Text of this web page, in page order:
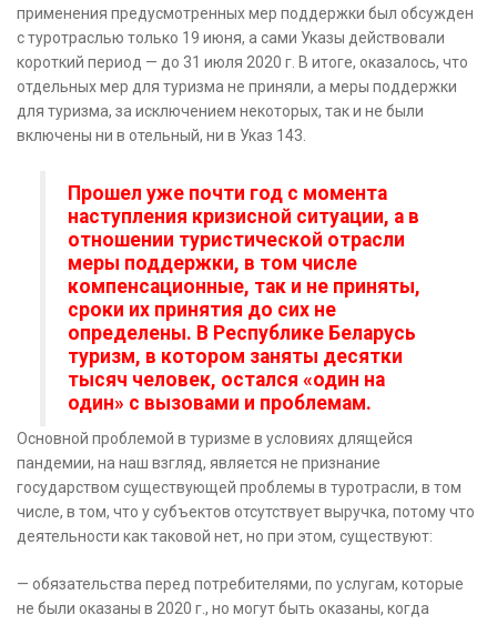
применения предусмотренных мер поддержки был обсужден
с туротраслью только 19 июня, а сами Указы действовали
короткий период — до 31 июля 2020 г. В итоге, оказалось, что
отдельных мер для туризма не приняли, а меры поддержки
для туризма, за исключением некоторых, так и не были
включены ни в отельный, ни в Указ 143.
Прошел уже почти год с момента
наступления кризисной ситуации, а в
отношении туристической отрасли
меры поддержки, в том числе
компенсационные, так и не приняты,
сроки их принятия до сих не
определены. В Республике Беларусь
туризм, в котором заняты десятки
тысяч человек, остался «один на
один» с вызовами и проблемам.
Основной проблемой в туризме в условиях длящейся
пандемии, на наш взгляд, является не признание
государством существующей проблемы в туротрасли, в том
числе, в том, что у субъектов отсутствует выручка, потому что
деятельности как таковой нет, но при этом, существуют:
— обязательства перед потребителями, по услугам, которые
не были оказаны в 2020 г., но могут быть оказаны, когда